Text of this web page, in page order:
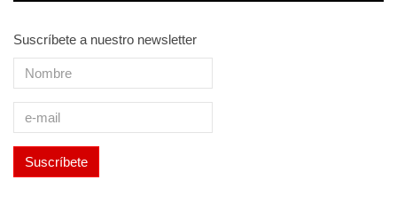
Suscríbete a nuestro newsletter